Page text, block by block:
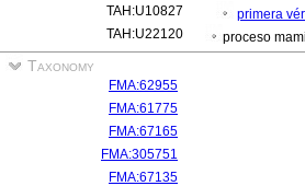
TAH:U10827
primera
TAH:U22120
proceso
Taxonomy
FMA:62955
FMA:61775
FMA:67165
FMA:305751
FMA:67135